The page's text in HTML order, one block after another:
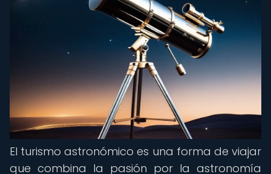
El turismo astronómico es una forma de viajar
que combina la pasión por la astronomía